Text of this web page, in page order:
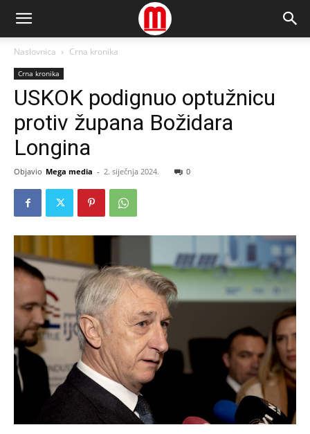
Naslovnica Crna kronika
Crna kronika
USKOK podignuo optužnicu
protiv župana Božidara
Longina
Objavio Mega media - 2. siječnja 2024. 0